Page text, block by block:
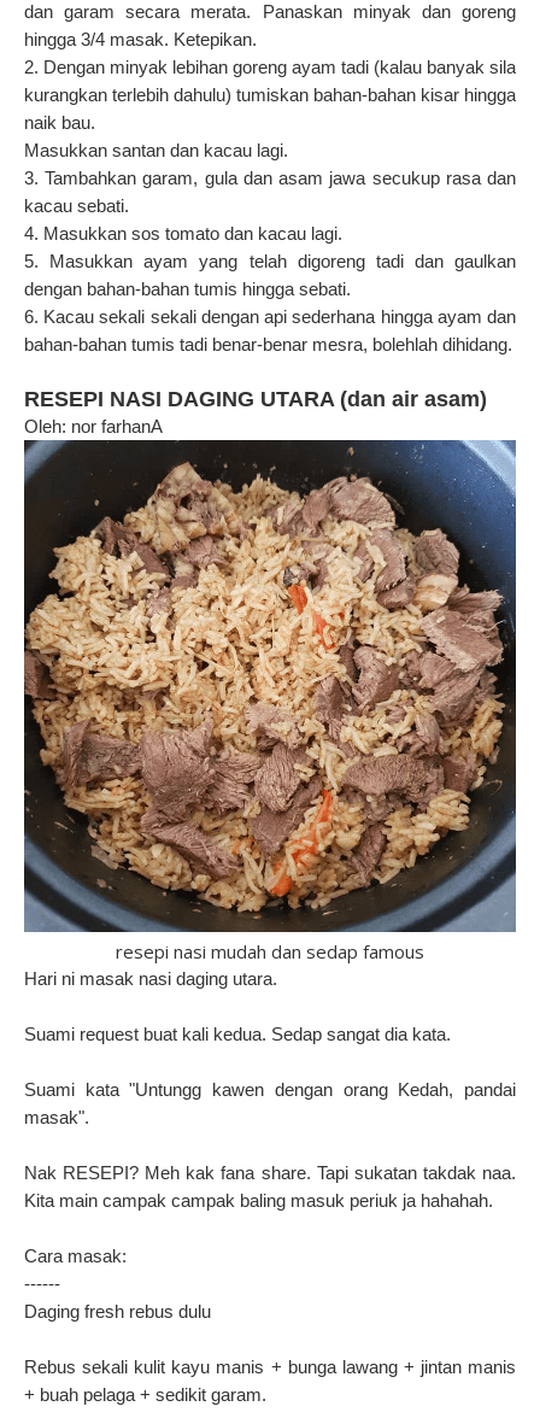
dan garam secara merata. Panaskan minyak dan goreng
hingga 3/4 masak. Ketepikan.
2. Dengan minyak lebihan goreng ayam tadi (kalau banyak sila
kurangkan terlebih dahulu) tumiskan bahan-bahan kisar hingga
naik bau.
Masukkan santan dan kacau lagi.
3. Tambahkan garam, gula dan asam jawa secukup rasa dan
kacau sebati.
4. Masukkan sos tomato dan kacau lagi.
5. Masukkan ayam yang telah digoreng tadi dan gaulkan
dengan bahan-bahan tumis hingga sebati.
6. Kacau sekali sekali dengan api sederhana hingga ayam dan
bahan-bahan tumis tadi benar-benar mesra, bolehlah dihidang.
RESEPI NASI DAGING UTARA (dan air asam)
Oleh: nor farhanA
resepi nasi mudah dan sedap famous
Hari ni masak nasi daging utara.
Suami request buat kali kedua. Sedap sangat dia kata.
Suami kata "Untungg kawen dengan orang Kedah, pandai
masak".
Nak RESEPI? Meh kak fana share. Tapi sukatan takdak naa.
Kita main campak campak baling masuk periuk ja hahahah.
Cara masak:
------
Daging fresh rebus dulu
Rebus sekali kulit kayu manis + bunga lawang + jintan manis
+ buah pelaga + sedikit garam.